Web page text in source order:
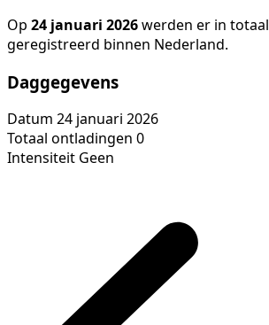
Op 24 januari 2026werden er in totaal
geregistreerd binnen Nederland.
Daggegevens
Datum 24 januari 2026
Totaal ontladingen 0
Intensiteit Geen